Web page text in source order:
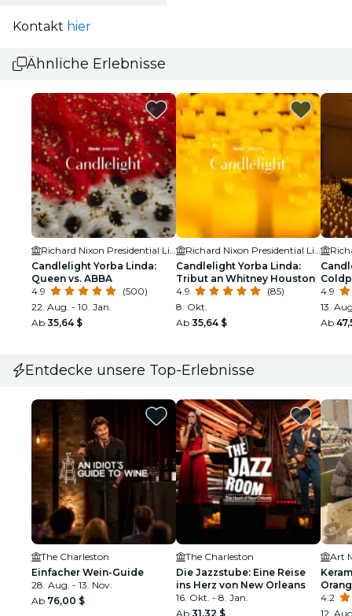
Kontakt hier
Ähnliche Erlebnisse
Candlelight Yorba Linda:
Queen vs. ABBA
4.9
(500)
22. Aug. - 10. Jan.
Ab 35,64 $
Candlelight Yorba Linda:
Tribut an Whitney Houston
4.9
(85)
8. Okt.
Ab 35,64 $
4.9
13.
Ab
Entdecke unsere Top-Erlebnisse
The Charleston
Einfacher Wein-Guide
28. Aug. - 13. Nov.
Ab 76,00 $
The Charleston
Die Jazzstube: Eine Reise
ins Herz von New Orleans
16. Okt. - 8. Jan.
Ab 31,32 $
4.2
12.